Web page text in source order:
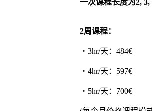
一次课程长度为2, 3,
2周课程：
・3hr/天：484€
・4hr/天：597€
・5hr/天：700€